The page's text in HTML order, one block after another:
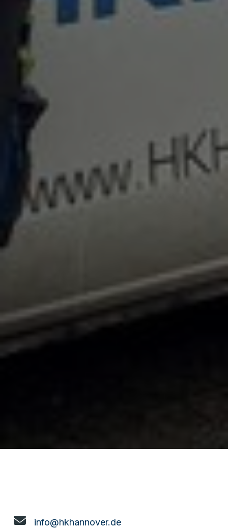
info@hkhannover.de